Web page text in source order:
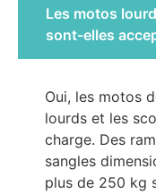
Les motos
sont-elles
Oui, les motos
lourds et les
charge. Des
sangles
plus de 250 kg